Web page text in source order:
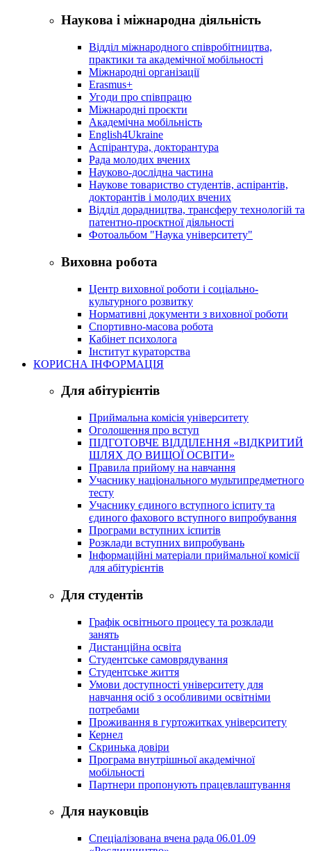
Наукова і міжнародна діяльність
Відділ міжнародного співробітництва,
практики та академічної мобільності
Міжнародні організації
Erasmus+
Угоди про співпрацю
Міжнародні проєкти
Академічна мобільність
English4Ukraine
Аспірантура, докторантура
Рада молодих вчених
Науково-дослідна частина
Наукове товариство студентів, аспірантів,
докторантів і молодих вчених
Відділ дорадництва, трансферу технологій та
патентно-проєктної діяльності
Фотоальбом "Наука університету"
Виховна робота
Центр виховної роботи і соціально-
культурного розвитку
Нормативні документи з виховної роботи
Спортивно-масова робота
Кабінет психолога
Інститут кураторства
КОРИСНА ІНФОРМАЦІЯ
Для абітурієнтів
Приймальна комісія університету
Оголошення про вступ
ПІДГОТОВЧЕ ВІДДІЛЕННЯ «ВІДКРИТИЙ
ШЛЯХ ДО ВИЩОЇ ОСВІТИ»
Правила прийому на навчання
Учаснику національного мультипредметного
тесту
Учаснику єдиного вступного іспиту та
єдиного фахового вступного випробування
Програми вступних іспитів
Розклади вступних випробувань
Інформаційні матеріали приймальної комісії
для абітурієнтів
Для студентів
Графік освітнього процесу та розклади
занять
Дистанційна освіта
Студентське самоврядування
Студентське життя
Умови доступності університету для
навчання осіб з особливими освітніми
потребами
Проживання в гуртожитках університету
Кернел
Скринька довіри
Програма внутрішньої академічної
мобільності
Партнери пропонують працевлаштування
Для науковців
Спеціалізована вчена рада 06.01.09